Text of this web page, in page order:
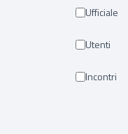
Ufficiale
Utenti
Incontri